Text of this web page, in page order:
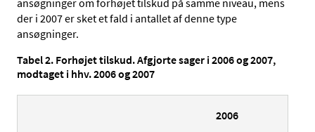
der i 2007 er sket et fald i antallet af denne type
ansøgninger.
Tabel 2. Forhøjet tilskud. Afgjorte sager i 2006 og 2007,
modtaget i hhv. 2006 og 2007
2006